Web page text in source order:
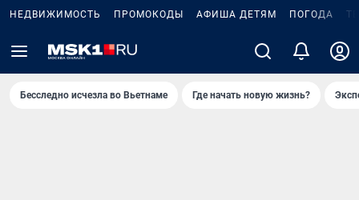
НЕДВИЖИМОСТЬ ПРОМОКОДЫ АФИША ДЕТЯМ ПОГОДА
Бесследно исчезла во Вьетнаме Где начать новую жизнь?